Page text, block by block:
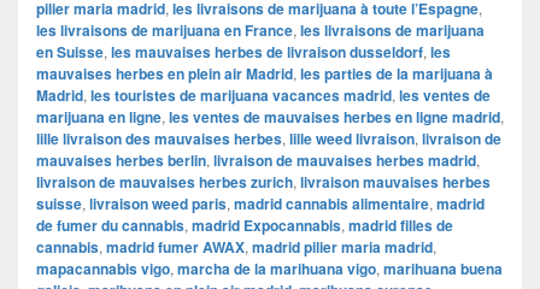
pilier maria madrid, les livraisons de marijuana à toute l’Espagne,
les livraisons de marijuana en France, les livraisons de marijuana
en Suisse, les mauvaises herbes de livraison dusseldorf, les
mauvaises herbes en plein air Madrid, les parties de la marijuana à
Madrid, les touristes de marijuana vacances madrid, les ventes de
marijuana en ligne, les ventes de mauvaises herbes en ligne madrid,
lille livraison des mauvaises herbes, lille weed livraison, livraison de
mauvaises herbes berlin, livraison de mauvaises herbes madrid,
livraison de mauvaises herbes zurich, livraison mauvaises herbes
suisse, livraison weed paris, madrid cannabis alimentaire, madrid
de fumer du cannabis, madrid Expocannabis, madrid filles de
cannabis, madrid fumer AWAX, madrid pilier maria madrid,
mapacannabis vigo, marcha de la marihuana vigo, marihuana buena